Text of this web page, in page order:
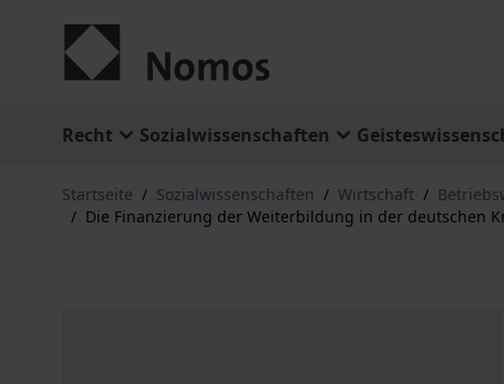
Recht Sozialwissenschaften
Startseite / Sozialwissenschaften / Wirtschaft /
/ Die Finanzierung der Weiterbildung in der deutschen